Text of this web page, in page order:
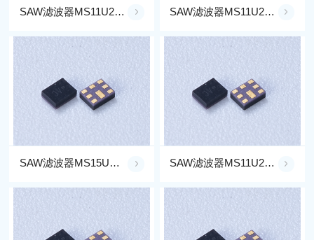
SAW滤波器MS11U2G35-RX40C SAW滤波器MS11U2G60-RX41BC
SAW滤波器MS15U1G90-DI3439C SAW滤波器MS11U2G01-RX34C